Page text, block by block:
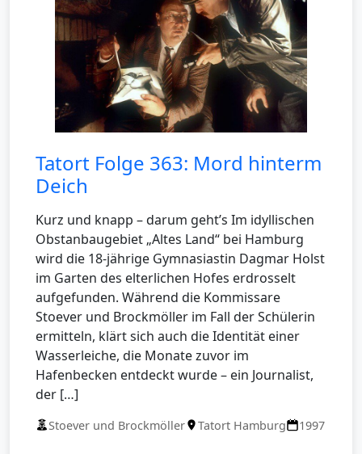
Tatort Folge 363: Mord hinterm
Deich
Kurz und knapp – darum geht’s Im idyllischen
Obstanbaugebiet „Altes Land“ bei Hamburg
wird die 18-jährige Gymnasiastin Dagmar Holst
im Garten des elterlichen Hofes erdrosselt
aufgefunden. Während die Kommissare
Stoever und Brockmöller im Fall der Schülerin
ermitteln, klärt sich auch die Identität einer
Wasserleiche, die Monate zuvor im
Hafenbecken entdeckt wurde – ein Journalist,
der […]
Stoever und Brockmöller Tatort Hamburg 1997